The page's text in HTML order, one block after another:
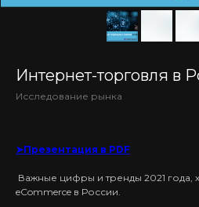
Интернет-торговля в
Исследование рынка
➤Презентация в PDF
Важные цифры и тренды 2021
eCommerce в России.